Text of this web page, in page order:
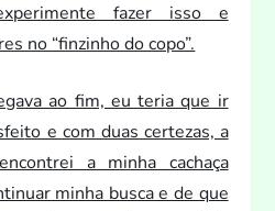
fazer isso e
no “finzinho do copo”.
ao fim, eu teria que ir
to e com duas certezas, a
a minha cachaça
minha busca e de que